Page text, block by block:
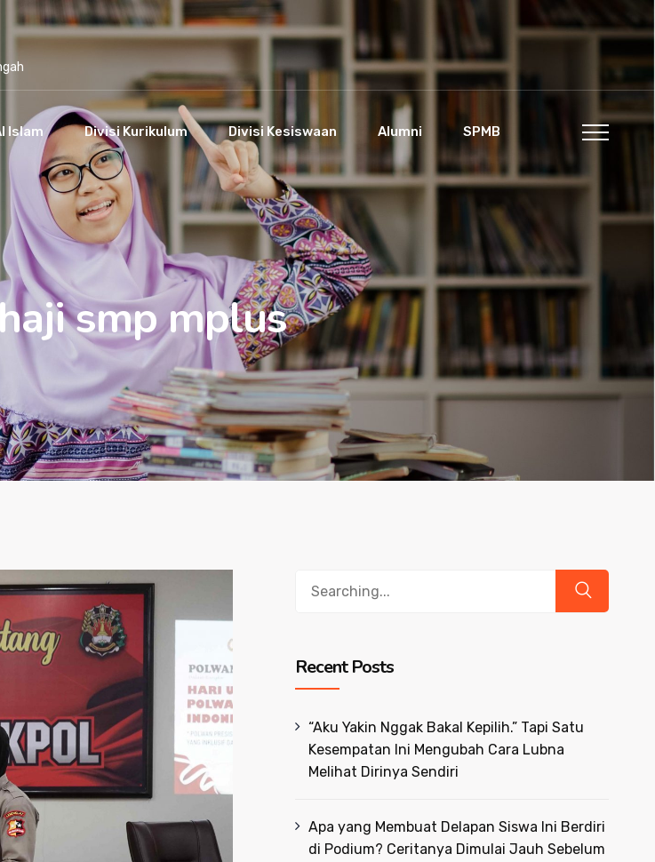
Islam Divisi Kurikulum Divisi Kesiswaan Alumni SPMB
smp mplus
Recent Posts
“Aku Yakin Nggak Bakal Kepilih.” Tapi Satu
Kesempatan Ini Mengubah Cara Lubna
Melihat Dirinya Sendiri
Apa yang Membuat Delapan Siswa Ini Berdiri
di Podium? Ceritanya Dimulai Jauh Sebelum